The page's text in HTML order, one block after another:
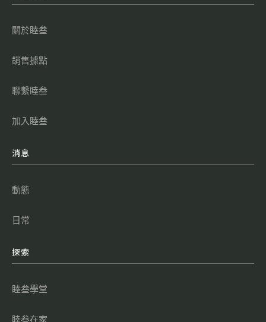
關於睦叁
銷售據點
聯繫睦叁
加入睦叁
消息
動態
日常
探索
睦叁學堂
睦叁在家